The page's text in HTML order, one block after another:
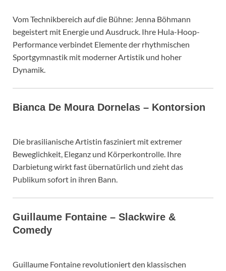
Vom Technikbereich auf die Bühne: Jenna Böhmann
begeistert mit Energie und Ausdruck. Ihre Hula-Hoop-
Performance verbindet Elemente der rhythmischen
Sportgymnastik mit moderner Artistik und hoher
Dynamik.
Bianca De Moura Dornelas – Kontorsion
Die brasilianische Artistin fasziniert mit extremer
Beweglichkeit, Eleganz und Körperkontrolle. Ihre
Darbietung wirkt fast übernatürlich und zieht das
Publikum sofort in ihren Bann.
Guillaume Fontaine – Slackwire &
Comedy
Guillaume Fontaine revolutioniert den klassischen